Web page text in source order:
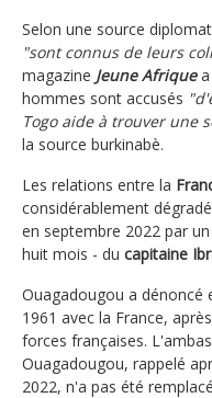
Selon une source
"sont connus de leurs
magazine Jeune Afriquea
hommes sont accusés
Togo aide à trouver une
la source burkinabè.
Les relations entre la
considérablement
en septembre 2022 par un
huit mois - du capitaine
Ouagadougou a dénoncé
1961 avec la France,
forces françaises.
Ouagadougou, rappelé
2022, n'a pas été